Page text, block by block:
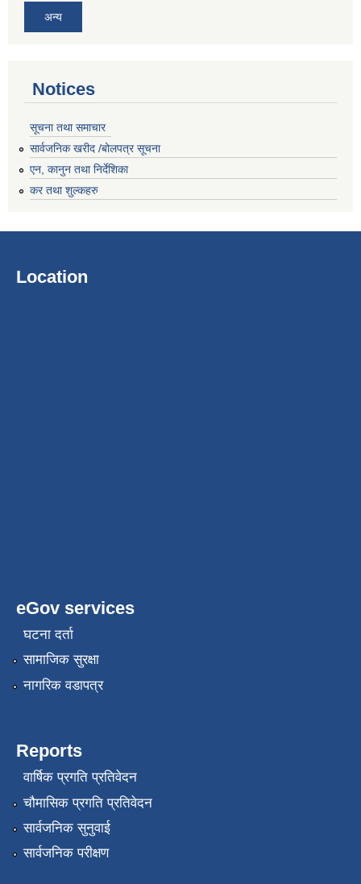
अन्य
Notices
सूचना तथा समाचार
सार्वजनिक खरीद /बोलपत्र सूचना
एन, कानुन तथा निर्देशिका
कर तथा शुल्कहरु
Location
eGov services
घटना दर्ता
सामाजिक सुरक्षा
नागरिक वडापत्र
Reports
वार्षिक प्रगति प्रतिवेदन
चौमासिक प्रगति प्रतिवेदन
सार्वजनिक सुनुवाई
सार्वजनिक परीक्षण